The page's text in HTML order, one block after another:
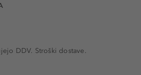
DDV. Stroški dostave.